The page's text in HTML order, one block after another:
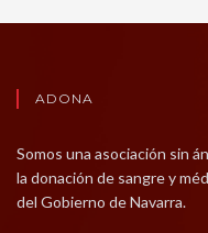
ADONA
Somos una asociación sin
la donación de sangre y
del Gobierno de Navarra.